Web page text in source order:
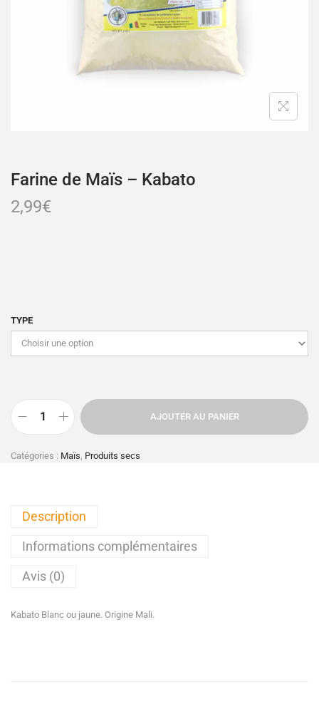
Farine de Maïs – Kabato
2,99€
TYPE
AJOUTER AU PANIER
Catégories : Maïs Produits secs
Description
Informations complémentaires
Avis (0)
Kabato Blanc ou jaune. Origine Mali.